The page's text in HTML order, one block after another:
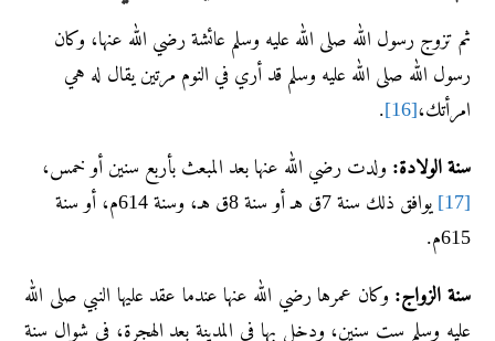
ثم تزوج رسول الله صلى الله عليه وسلم عائشة رضي الله عنها، وكان
رسول الله صلى الله عليه وسلم قد أري في النوم مرتين يقال له هي
امرأتك،[16]
.
سنة الولادة: ولدت رضي الله عنها بعد المبعث بأربع سنين أو خمس،
[17]
يوافق ذلك سنة 7ق هـ أو سنة 8ق هـ، وسنة 614م، أو سنة
615م.
سنة الزواج: وكان عمرها رضي الله عنها عندما عقد عليها النبي صلى الله
عليه وسلم ست سنين، ودخل بها في المدينة بعد الهجرة، في شوال سنة